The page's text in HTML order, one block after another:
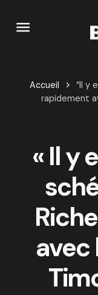
Accueil
“Il y
rapidement
« Il y
avec